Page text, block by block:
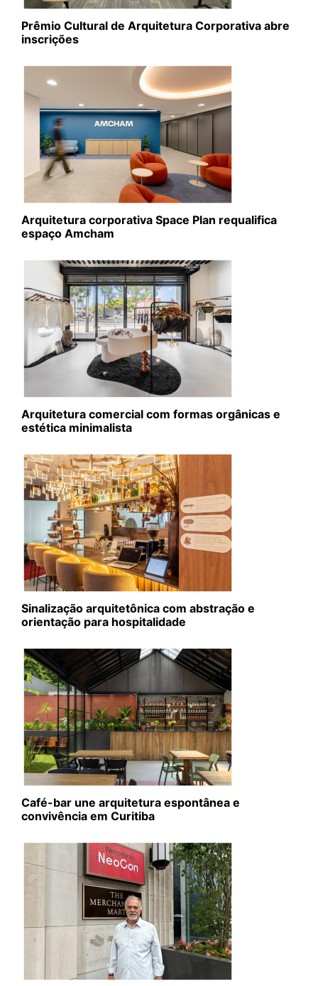
Prêmio Cultural de Arquitetura Corporativa abre
inscrições
Arquitetura corporativa Space Plan requalifica
espaço Amcham
Arquitetura comercial com formas orgânicas e
estética minimalista
Sinalização arquitetônica com abstração e
orientação para hospitalidade
Café-bar une arquitetura espontânea e
convivência em Curitiba